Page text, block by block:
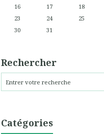
16
17 18
23
24 25
30
31
Rechercher
Catégories